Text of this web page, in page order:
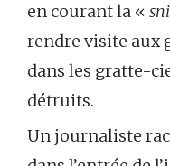
en courant la «
rendre visite aux
dans les gratte-
détruits.
Un journaliste